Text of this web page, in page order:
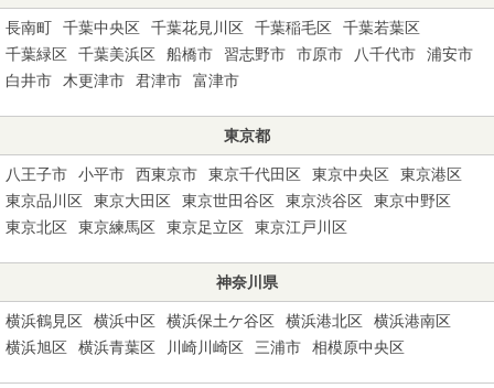
長南町 千葉中央区 千葉花見川区 千葉稲毛区
千葉若葉区
千葉緑区
千葉美浜区 船橋市 習志野市 市原市 八千代市
浦安市
白井市
木更津市 君津市 富津市
東京都
八王子市 小平市 西東京市 東京千代田区 東京中央区
東京港区
東京品川区
東京大田区 東京世田谷区 東京渋谷区
東京中野区
東京北区
東京練馬区 東京足立区 東京江戸川区
神奈川県
横浜鶴見区 横浜中区 横浜保土ケ谷区 横浜港北区
横浜港南区
横浜旭区
横浜青葉区 川崎川崎区 三浦市 相模原中央区